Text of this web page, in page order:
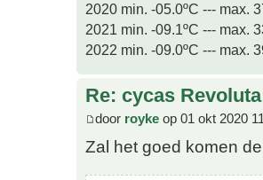
2020 min. -05.0ºC --- max.
2021 min. -09.1ºC --- max.
2022 min. -09.0ºC --- max.
Re: cycas Revoluta
door royke op 01 okt 2020
Zal het goed komen